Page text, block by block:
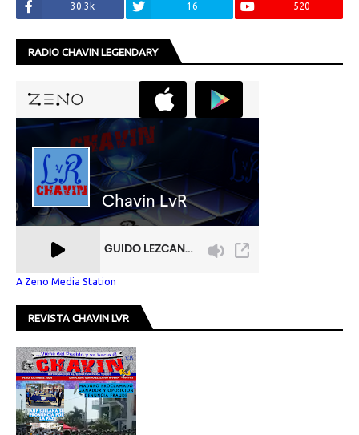
30.3k 16 520
RADIO CHAVIN LEGENDARY
A Zeno Media Station
REVISTA CHAVIN LVR